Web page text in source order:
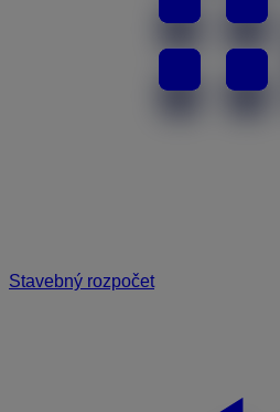
Stavebný rozpočet